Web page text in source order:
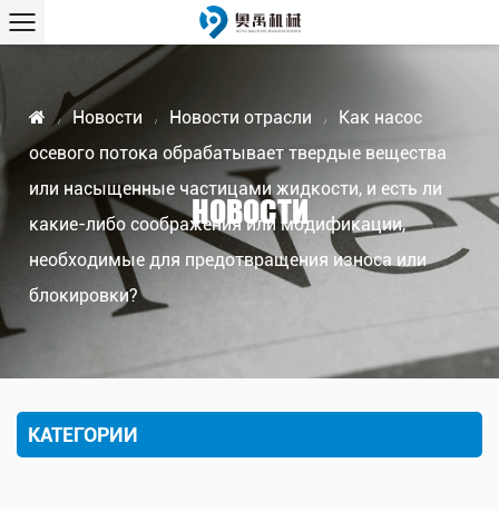
/ Новости / Новости отрасли /
Как насос
осевого потока обрабатывает твердые вещества
или насыщенные частицами жидкости, и есть ли
какие-либо соображения или модификации,
необходимые для предотвращения износа или
блокировки?
НОВОСТИ
КАТЕГОРИИ